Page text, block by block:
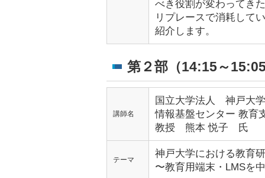
べき役割が変わってき
リプレースで消耗して
紹介します。
第２部（14:15～
講師名
国立大学法人 神戸大学
情報基盤センター 教育
教授 熊本 悦子 氏
テーマ
神戸大学における教育
〜教育用端末・LMSを